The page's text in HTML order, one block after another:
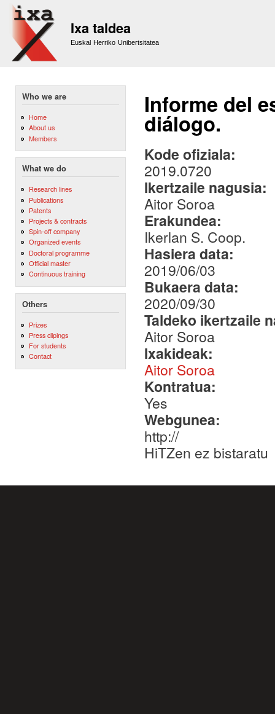
Ixa taldea
Euskal Herriko Unibertsitatea
Who we are
Home
About us
Members
What we do
Research lines
Publications
Patents
Projects & contracts
Spin-off company
Organized events
Doctoral programme
Official master
Continuous training
Others
Prizes
Press clipings
For students
Contact
Informe del
diálogo.
Kode ofiziala:
2019.0720
Ikertzaile nagusia:
Aitor Soroa
Erakundea:
Ikerlan S. Coop.
Hasiera data:
2019/06/03
Bukaera data:
2020/09/30
Taldeko ikertzaile
Aitor Soroa
Ixakideak:
Aitor Soroa
Kontratua:
Yes
Webgunea:
http://
HiTZen ez bistaratu